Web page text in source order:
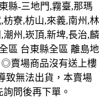
縣-三地門,霧臺,那瑪
枋寮,枋山,來義,南州,林
州,崁頂,新埤,長治,麟
區 台東縣全區 離島地
賣場商品沒有送上樓
致無法出貨，本賣場
問後再下單。